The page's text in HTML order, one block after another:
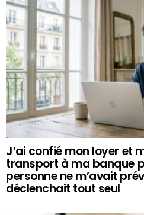
J’ai confié mon loyer et
transport à ma banque
personne ne m’avait
déclenchait tout seul